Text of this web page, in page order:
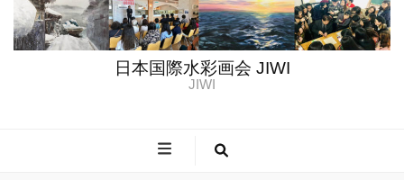
日本国際水彩画会 JIWI
JIWI